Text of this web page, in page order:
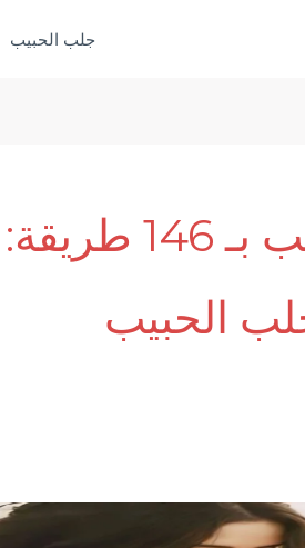
جلب الحبيب
جلب الحبيب
الحبيب